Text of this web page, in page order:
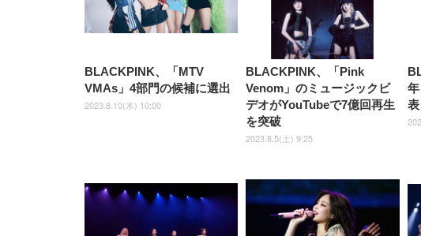
ュ ゲーミング/勉
しゃれ パソコン
ック)
BLACKPINK、「MTV
VMAs」4部門の候補に選出
2023.8.10(木) 10:00
BLACKPINK、「Pink
Venom」のミュージックビ
デオがYouTubeで7億回再生
を突破
2023.8.5(土) 9:25
表